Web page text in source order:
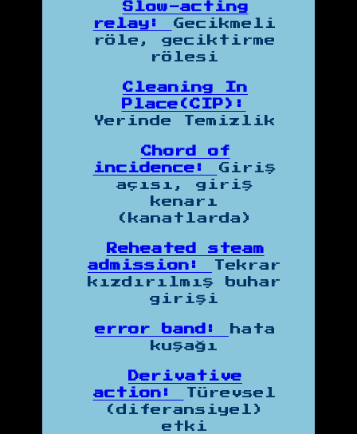
Slow-acting
relay:
Gecikmeli
röle, geciktirme
rölesi
Cleaning In
Place(CIP):
Yerinde Temizlik
Chord of
incidence:
Giriş
açısı, giriş
kenarı
(kanatlarda)
Reheated steam
admission:
Tekrar
kızdırılmış buhar
girişi
error band:
hata
kuşağı
Derivative
action:
Türevsel
(diferansiyel)
etki